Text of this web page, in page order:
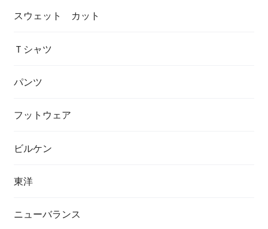
スウェット カット
Ｔシャツ
パンツ
フットウェア
ビルケン
東洋
ニューバランス